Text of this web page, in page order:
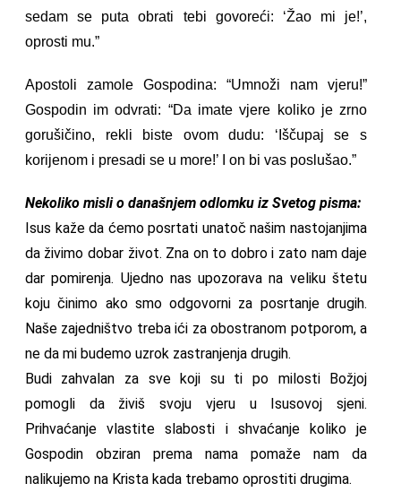
sedam se puta obrati tebi govoreći: ‘Žao mi je!’,
oprosti mu.”
Apostoli zamole Gospodina: “Umnoži nam vjeru!”
Gospodin im odvrati: “Da imate vjere koliko je zrno
gorušičino, rekli biste ovom dudu: ‘Iščupaj se s
korijenom i presadi se u more!’ I on bi vas poslušao.”
Nekoliko misli o današnjem odlomku iz Svetog pisma:
Isus kaže da ćemo posrtati unatoč našim nastojanjima
da živimo dobar život. Zna on to dobro i zato nam daje
dar pomirenja. Ujedno nas upozorava na veliku štetu
koju činimo ako smo odgovorni za posrtanje drugih.
Naše zajedništvo treba ići za obostranom potporom, a
ne da mi budemo uzrok zastranjenja drugih.
Budi zahvalan za sve koji su ti po milosti Božjoj
pomogli da živiš svoju vjeru u Isusovoj sjeni.
Prihvaćanje vlastite slabosti i shvaćanje koliko je
Gospodin obziran prema nama pomaže nam da
nalikujemo na Krista kada trebamo oprostiti drugima.